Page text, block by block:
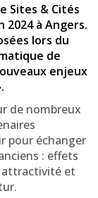
Sites & Cités
à Angers.
lors du
de
enjeux
de nombreux
pour échanger
: effets
attractivité et